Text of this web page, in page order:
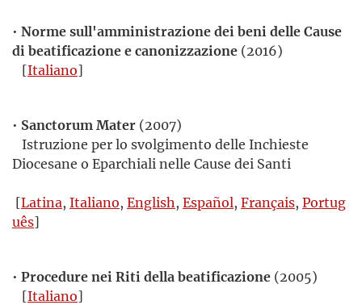
• Norme sull'amministrazione dei beni delle Cause
di beatificazione e canonizzazione (2016)
[Italiano]
• Sanctorum Mater (2007)
Istruzione per lo svolgimento delle Inchieste
Diocesane o Eparchiali nelle Cause dei Santi
[Latina, Italiano, English, Español, Français, Portug
uês]
• Procedure nei Riti della beatificazione (2005)
[Italiano]